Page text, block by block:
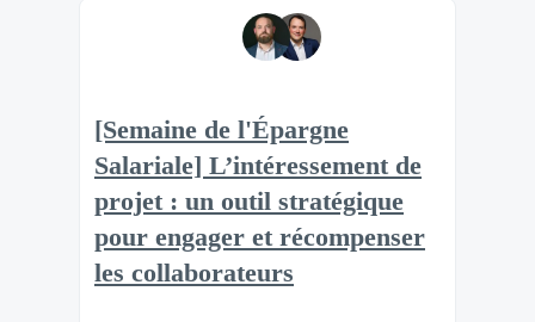
[Semaine de l'Épargne
Salariale] L’intéressement de
projet : un outil stratégique
pour engager et récompenser
les collaborateurs